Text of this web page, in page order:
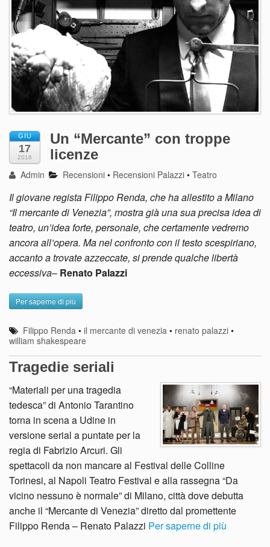
GIU
17
2016
Un “Mercante” con troppe
licenze
Admin Recensioni • Recensioni Palazzi •Teatro
Il giovane regista Filippo Renda, che ha allestito a Milano
“Il mercante di Venezia”, mostra già una sua precisa idea di
teatro, un’idea forte, personale, che certamente vedremo
ancora all’opera. Ma nel confronto con il testo scespiriano,
accanto a trovate azzeccate, si prende qualche libertà
eccessiva– Renato Palazzi
Per saperne di più
Filippo Renda •il mercante di venezia • renato palazzi •
william shakespeare
Tragedie seriali
“Materiali per una tragedia
tedesca” di Antonio Tarantino
torna in scena a Udine in
versione serial a puntate per la
regia di Fabrizio Arcuri. Gli
spettacoli da non mancare al Festival delle Colline
Torinesi, al Napoli Teatro Festival e alla rassegna “Da
vicino nessuno è normale” di Milano, città dove debutta
anche il “Mercante di Venezia” diretto dal promettente
Filippo Renda – Renato Palazzi Per saperne di più